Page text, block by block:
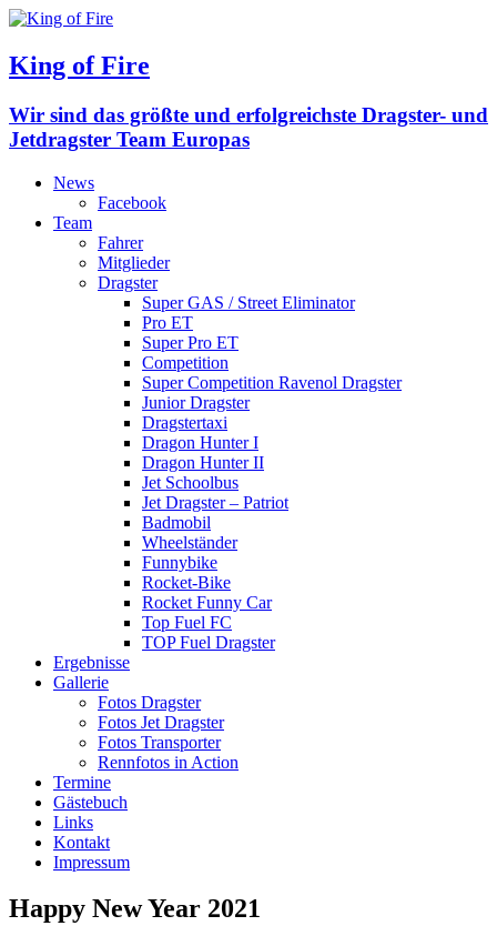
King of Fire
Wir sind das größte und erfolgreichste Dragster- und
Jetdragster Team Europas
News
Facebook
Team
Fahrer
Mitglieder
Dragster
Super GAS / Street Eliminator
Pro ET
Super Pro ET
Competition
Super Competition Ravenol Dragster
Junior Dragster
Dragstertaxi
Dragon Hunter I
Dragon Hunter II
Jet Schoolbus
Jet Dragster – Patriot
Badmobil
Wheelständer
Funnybike
Rocket-Bike
Rocket Funny Car
Top Fuel FC
TOP Fuel Dragster
Ergebnisse
Gallerie
Fotos Dragster
Fotos Jet Dragster
Fotos Transporter
Rennfotos in Action
Termine
Gästebuch
Links
Kontakt
Impressum
Happy New Year 2021